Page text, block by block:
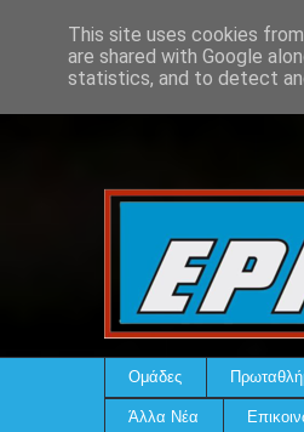
Ομάδες
Άλλα Νέα
This site uses cookies
are shared with Google
statistics, and to detect